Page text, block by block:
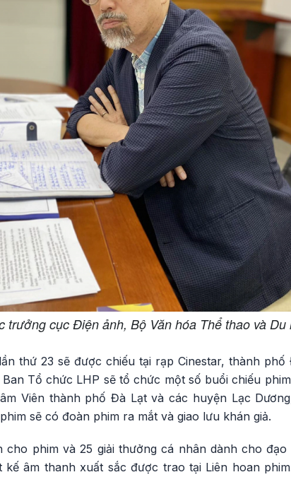
trưởng cục Điện ảnh, Bộ Văn hóa Thể thao và Du
thứ 23 sẽ được chiếu tại rạp Cinestar, thành
Tổ chức LHP sẽ tổ chức một số buổi chiếu
Viên thành phố Đà Lạt và các huyện Lạc
sẽ có đoàn phim ra mắt và giao lưu khán giả.
cho phim và 25 giải thưởng cá nhân dành cho
kế âm thanh xuất sắc được trao tại Liên hoan